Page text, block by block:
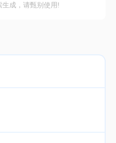
成，请甄别使用!